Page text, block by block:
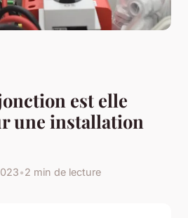
est elle
une installation
•2 min de lecture